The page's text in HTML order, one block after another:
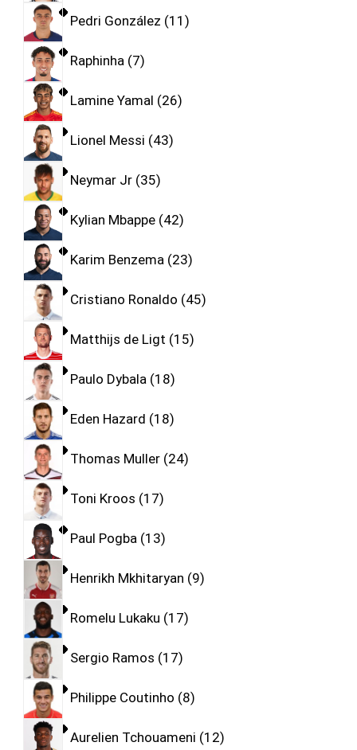
Pedri González 11
Raphinha 7
Lamine Yamal 26
Lionel Messi 43
Neymar Jr 35
Kylian Mbappe 42
Karim Benzema 23
Cristiano Ronaldo 45
Matthijs de Ligt 15
Paulo Dybala 18
Eden Hazard 18
Thomas Muller 24
Toni Kroos 17
Paul Pogba 13
Henrikh Mkhitaryan 9
Romelu Lukaku 17
Sergio Ramos 17
Philippe Coutinho 8
Aurelien Tchouameni 12